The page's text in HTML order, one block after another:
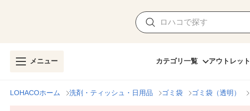
メニュー カテゴリ一覧 アウトレット
LOHACOホーム 洗剤・ティッシュ・日用品 ゴミ袋 ゴミ袋（透明）